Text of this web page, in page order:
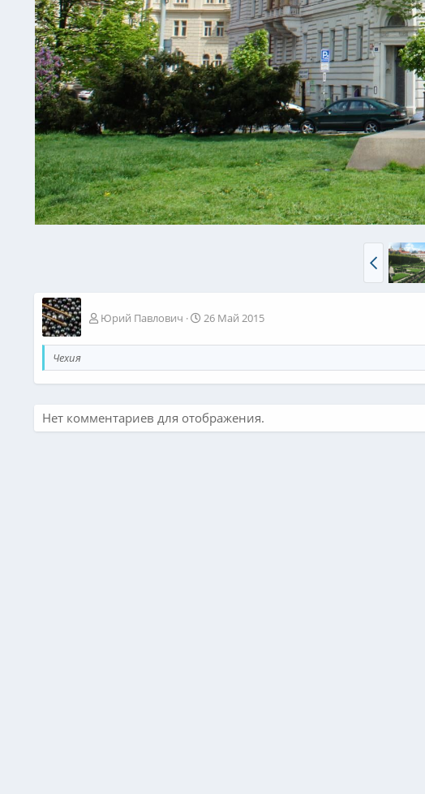
Юрий Павлович 26 Май 2015
Чехия
Нет комментариев для отображения.